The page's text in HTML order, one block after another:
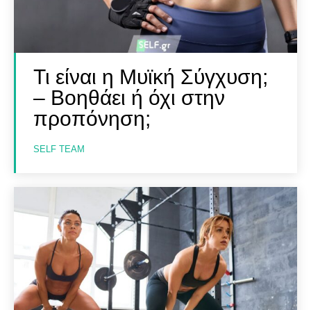
SELF FINDER
Βρες Γυμναστή, Διαιτολόγο,
SELF FINDER
Βρες Γυμναστή, Διαιτολόγο,
Τι είναι η Μυϊκή Σύγχυση;
– Βοηθάει ή όχι στην
προπόνηση;
SELF TEAM